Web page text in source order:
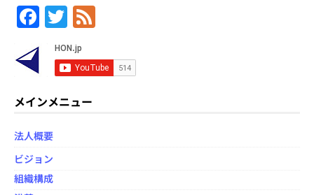
F
b
o
o
k
T
w
itt
er
e
d
メインメニュー
法人概要
ビジョン
組織構成